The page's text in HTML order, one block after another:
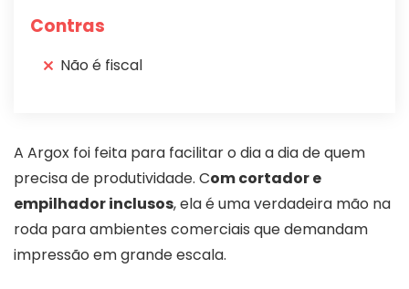
Contras
Não é fiscal
A Argox foi feita para facilitar o dia a dia de quem
precisa de produtividade. Com cortador e
empilhador inclusos, ela é uma verdadeira mão na
roda para ambientes comerciais que demandam
impressão em grande escala.